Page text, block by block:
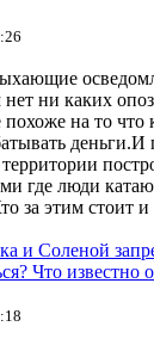
нет ни каких
на то что
где люди
за этим стоит и
и Соленой
Что известно